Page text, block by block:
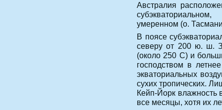
Австралия
умеренном (о.
В поясе
северу от 200 ю. ш.
(около 250 С) и
господством в
экваториальных
сухих тропических.
Кейп-Йорк влажность
все месяцы, хотя их